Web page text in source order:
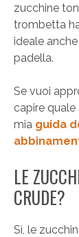
zucchine
trombetta
ideale
padella.
Se vuoi
capire quale
mia guida
LE
CRUDE?
Sì, le